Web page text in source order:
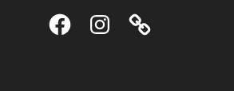
FacebookInstagram